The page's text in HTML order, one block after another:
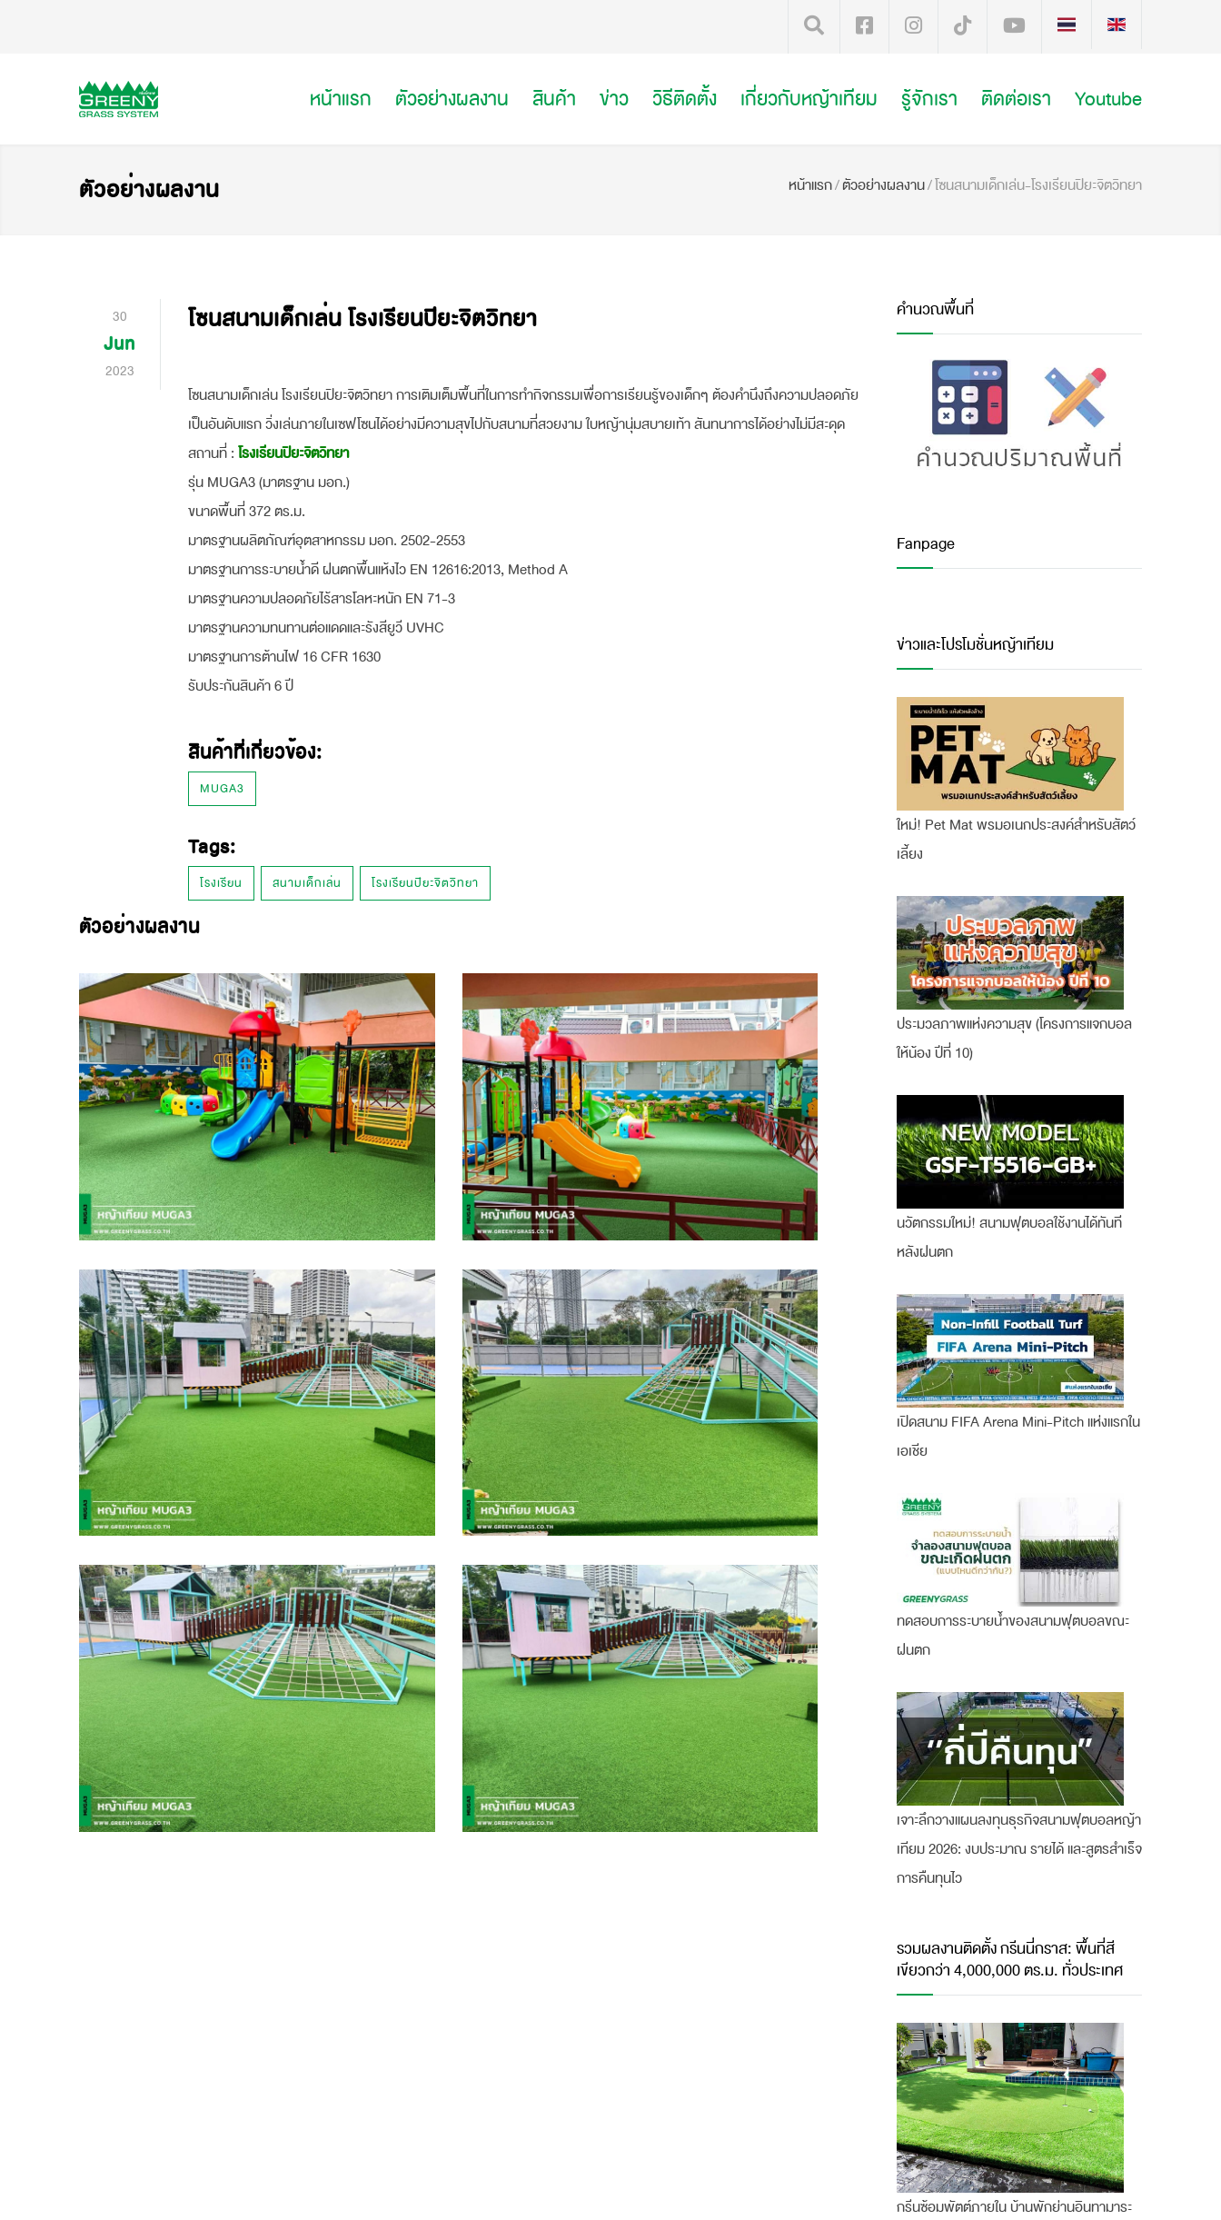
หน้าแรก ตัวอย่างผลงาน สินค้า ข่าว วิธีติดตั้ง เกี่ยวกับหญ้าเทียม รู้จักเรา ติดต่อเรา Youtube
ตัวอย่างผลงาน หน้าแรก/ตัวอย่างผลงาน/โซนสนามเด็กเล่น-โรงเรียนปิยะจิตวิทยา
30
Jun
2023
โซนสนามเด็กเล่น โรงเรียนปิยะจิตวิทยา
โซนสนามเด็กเล่น โรงเรียนปิยะจิตวิทยา การเติมเต็มพื้นที่ในการทำกิจกรรมเพื่อการเรียนรู้ของเด็กๆ ต้องคำนึงถึงความปลอดภัย
เป็นอันดับแรก วิ่งเล่นภายในเซฟโซนได้อย่างมีความสุขไปกับสนามที่สวยงาม ใบหญ้านุ่มสบายเท้า สันทนาการได้อย่างไม่มีสะดุด
สถานที่ : โรงเรียนปิยะจิตวิทยา
รุ่น MUGA3 (มาตรฐาน มอก.)
ขนาดพื้นที่ 372 ตร.ม.
มาตรฐานผลิตภัณฑ์อุตสาหกรรม มอก. 2502-2553
มาตรฐานการระบายน้ำดี ฝนตกพื้นแห้งไว EN 12616:2013, Method A
มาตรฐานความปลอดภัยไร้สารโลหะหนัก EN 71-3
มาตรฐานความทนทานต่อแดดและรังสียูวี UVHC
มาตรฐานการต้านไฟ 16 CFR 1630
รับประกันสินค้า 6 ปี
สินค้าที่เกี่ยวข้อง:
MUGA3
Tags:
โรงเรียน สนามเด็กเล่น โรงเรียนปิยะจิตวิทยา
ตัวอย่างผลงาน
คำนวณพื้นที่
Fanpage
ข่าวและโปรโมชั่นหญ้าเทียม
ใหม่! Pet Mat พรมอเนกประสงค์สำหรับสัตว์
เลี้ยง
ประมวลภาพแห่งความสุข (โครงการแจกบอล
ให้น้อง ปีที่ 10)
นวัตกรรมใหม่! สนามฟุตบอลใช้งานได้ทันที
หลังฝนตก
เปิดสนาม FIFA Arena Mini-Pitch แห่งแรกใน
เอเชีย
ทดสอบการระบายน้ำของสนามฟุตบอลขณะ
ฝนตก
เจาะลึกวางแผนลงทุนธุรกิจสนามฟุตบอลหญ้า
เทียม 2026: งบประมาณ รายได้ และสูตรสำเร็จ
การคืนทุนไว
รวมผลงานติดตั้ง กรีนนี่กราส: พื้นที่สี
เขียวกว่า 4,000,000 ตร.ม. ทั่วประเทศ
กรีนซ้อมพัตต์ภายใน บ้านพักย่านอินทามาระ